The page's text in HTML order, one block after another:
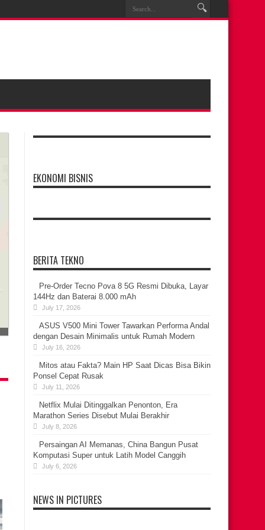
EKONOMI BISNIS
BERITA TEKNO
Pre-Order Tecno Pova 8 5G Resmi Dibuka, Layar
144Hz dan Baterai 8.000 mAh
July 17, 2026
ASUS V500 Mini Tower Tawarkan Performa Andal
dengan Desain Minimalis untuk Rumah Modern
July 16, 2026
Mitos atau Fakta? Main HP Saat Dicas Bisa Bikin
Ponsel Cepat Rusak
July 11, 2026
Netflix Mulai Ditinggalkan Penonton, Era
Marathon Series Disebut Mulai Berakhir
July 8, 2026
Persaingan AI Memanas, China Bangun Pusat
Komputasi Super untuk Latih Model Canggih
July 6, 2026
NEWS IN PICTURES